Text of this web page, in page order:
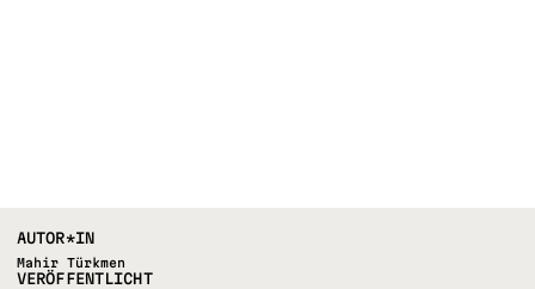
AUTOR*IN
Mahir Türkmen
VERÖFFENTLICHT